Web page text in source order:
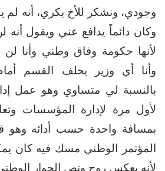
وجودي، ونشكر للأخ بكري، أنه
وكان دائماً يدافع عني ويقول أنه
لأنها حكومة وفاق وطني وأنا لن
وأنا أي وزير يحلف القسم
بالنسبة لي متساوي وهو عمل
لأول مرة لإدارة المؤسسات
بمسافة واحدة حسب أدائه وهو
المؤتمر الوطني مسك فيه كان
لأنه يعكس روح ونص الحوار